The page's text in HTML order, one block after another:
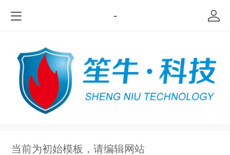
-
当前为初始模板，请编辑网站